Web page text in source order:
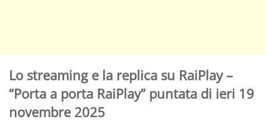
Lo streaming e la replica su RaiPlay –
“Porta a porta RaiPlay” puntata di ieri 19
novembre 2025